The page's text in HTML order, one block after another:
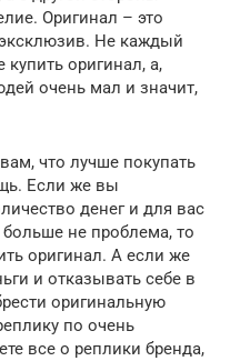
Оригинал – это
Не каждый
оригинал, а,
очень мал и значит,
что лучше покупать
Если же вы
денег и для вас
не проблема, то
оригинал. А если же
и отказывать себе в
оригинальную
по очень
все о реплики бренда,